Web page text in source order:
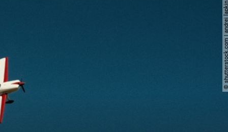
© shutterstock.com | andrei lapkin